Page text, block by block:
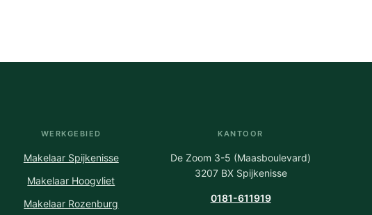
WERKGEBIED
Makelaar Spijkenisse
Makelaar Hoogvliet
Makelaar Rozenburg
KANTOOR
De Zoom 3-5 (Maasboulevard)
3207 BX Spijkenisse
0181-611919